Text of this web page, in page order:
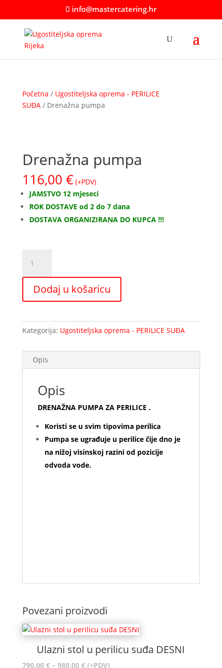
info@mastercatering.hr
Početna / Ugostiteljska oprema - PERILICE
SUĐA/ Drenažna pumpa
Drenažna pumpa
116,00 € (+PDV)
JAMSTVO 12 mjeseci
ROK DOSTAVE od 2 do 7 dana
DOSTAVA ORGANIZIRANA DO KUPCA !!!
pumpa
količina
Dodaj u košaricu
Kategorija: Ugostiteljska oprema - PERILICE SUĐA
Opis
Opis
DRENAŽNA PUMPA ZA PERILICE .
Koristi se u svim tipovima perilica
Pumpa se ugrađuje u perilice čije dno je
na nižoj visinskoj razini od pozicije
odvoda vode.
Povezani proizvodi
Ulazni stol u perilicu suđa DESNI
790,00 € – 980,00 €Raspon
(+PDV)